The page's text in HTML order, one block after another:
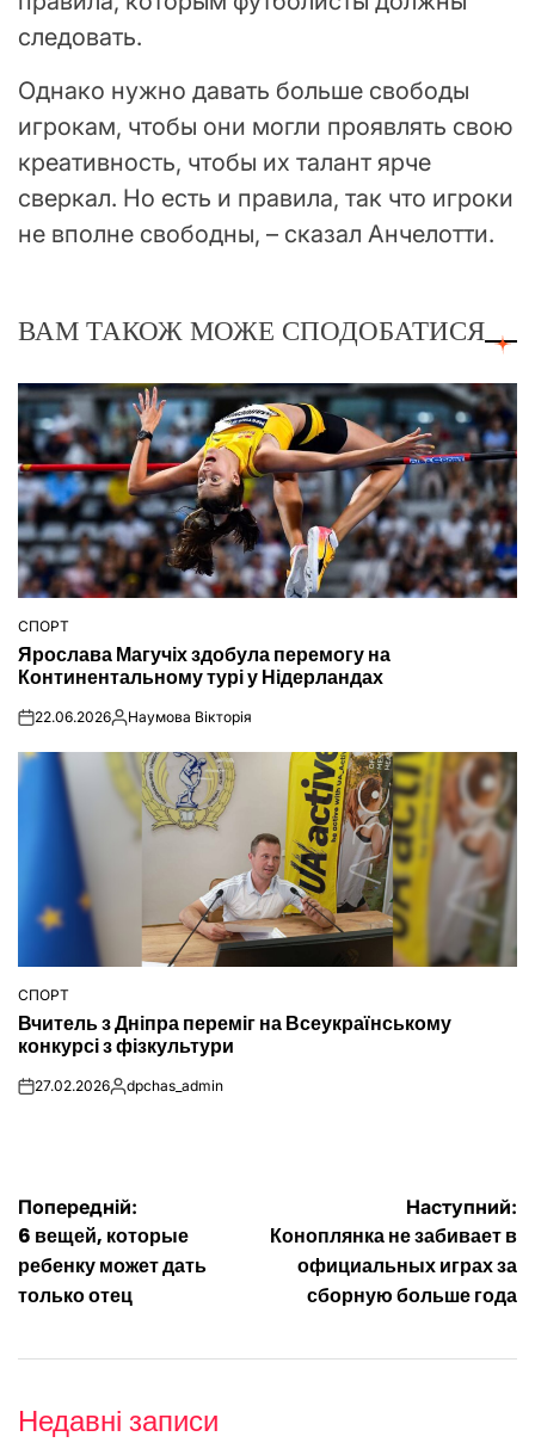
следовать.
Однако нужно давать больше свободы
игрокам, чтобы они могли проявлять свою
креативность, чтобы их талант ярче
сверкал. Но есть и правила, так что игроки
не вполне свободны, – сказал Анчелотти.
ВАМ ТАКОЖ МОЖЕ СПОДОБАТИСЯ
ОПУБЛІКУВАТИ
У
СПОРТ
Ярослава Магучіх здобула перемогу на
Континентальному турі у Нідерландах
on22.06.2026Опубліковано
Наумова Вікторія
ОПУБЛІКУВАТИ
У
СПОРТ
Вчитель з Дніпра переміг на Всеукраїнському
конкурсі з фізкультури
on27.02.2026Опубліковано
dpchas_admin
Навігація
записів
Попередній:
6 вещей, которые
ребенку может дать
только отец
Наступний:
Коноплянка не забивает в
официальных играх за
сборную больше года
Недавні записи